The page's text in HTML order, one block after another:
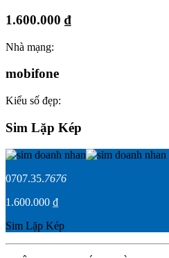
1.600.000 ₫
Nhà mạng:
mobifone
Kiểu số đẹp:
Sim Lặp Kép
0707.35.7676
1.600.000 ₫
Sim Lặp Kép